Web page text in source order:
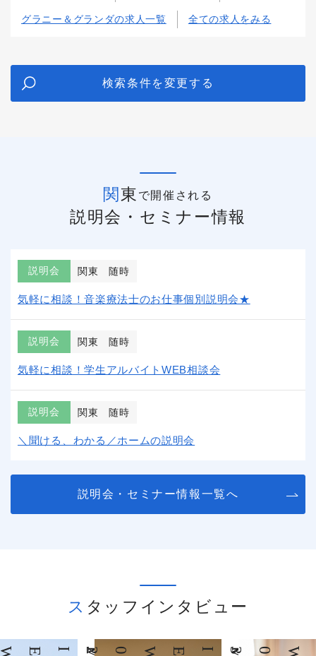
グラニー＆グランダの求人一覧 全ての求人をみる
検索条件を変更する
関東 で開催される
説明会・セミナー情報
説明会 関東 随時
気軽に相談！音楽療法士のお仕事個別説明会★
説明会 関東 随時
気軽に相談！学生アルバイトWEB相談会
説明会 関東 随時
＼聞ける、わかる／ホームの説明会
説明会・セミナー情報一覧へ
スタッフインタビュー
INTERVIEW INTERVIEW
02 03